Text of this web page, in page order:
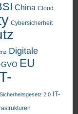
China Cloud
Cybersicherheit
Digitale
GVO EU
2.0
IT-